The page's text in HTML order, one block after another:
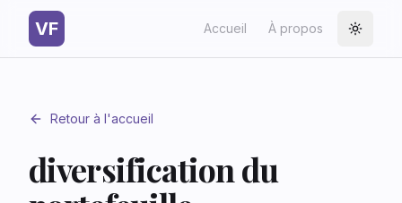
VF Accueil À propos Toggle
Retour à l'accueil
diversification du